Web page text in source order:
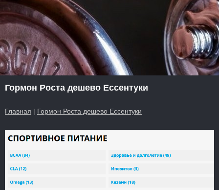
Гормон Роста дешево Ессентуки
Главная | Гормон Роста дешево Ессентуки